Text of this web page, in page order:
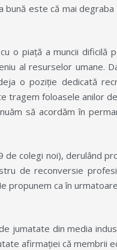
este că mai degraba
o piață a muncii dificilă
al resurselor umane.
o poziție dedicată
tragem foloasele anilor
să acordăm în
de colegi noi), derulând
de reconversie
propunem ca în
jumatate din media
afirmației că membrii